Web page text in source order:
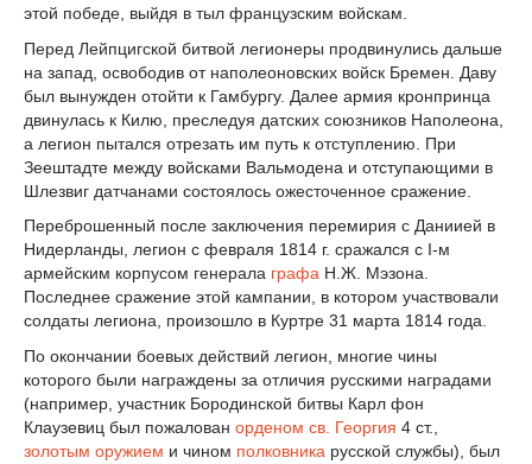
этой победе, выйдя в тыл французским войскам.
Перед Лейпцигской битвой легионеры продвинулись дальше
на запад, освободив от наполеоновских войск Бремен. Даву
был вынужден отойти к Гамбургу. Далее армия кронпринца
двинулась к Килю, преследуя датских союзников Наполеона,
а легион пытался отрезать им путь к отступлению. При
Зеештадте между войсками Вальмодена и отступающими в
Шлезвиг датчанами состоялось ожесточенное сражение.
Переброшенный после заключения перемирия с Даниией в
Нидерланды, легион с февраля 1814 г. сражался с I-м
армейским корпусом генерала графа Н.Ж. Мэзона.
Последнее сражение этой кампании, в котором участвовали
солдаты легиона, произошло в Куртре 31 марта 1814 года.
По окончании боевых действий легион, многие чины
которого были награждены за отличия русскими наградами
(например, участник Бородинской битвы Карл фон
Клаузевиц был пожалован орденом св. Георгия 4 ст.,
золотым оружием и чином полковника русской службы), был